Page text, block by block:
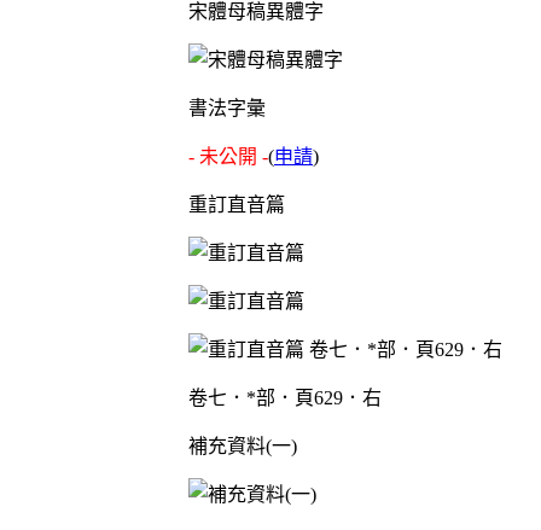
宋體母稿異體字
書法字彙
- 未公開 -(申請)
重訂直音篇
卷七．*部．頁629．右
補充資料(一)